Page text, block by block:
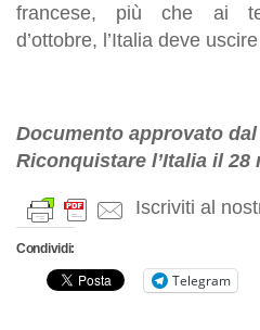
francese, più che ai
d’ottobre, l’Italia deve
Documento approvato
Riconquistare l’Italia il 28
Iscriviti al
Condividi:
Telegram